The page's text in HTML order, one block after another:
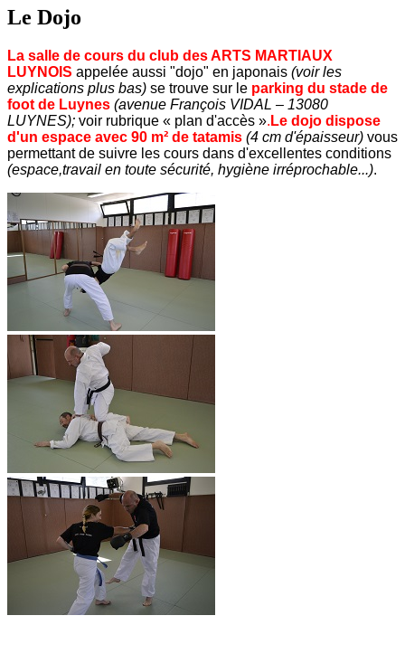
Le Dojo
La salle de cours du club des ARTS MARTIAUX
LUYNOIS appelée aussi "dojo" en japonais (voir les
explications plus bas) se trouve sur le parking du stade de
foot de Luynes (avenue François VIDAL – 13080
LUYNES); voir rubrique « plan d'accès ». Le dojo dispose
d'un espace avec 90 m² de tatamis (4 cm d'épaisseur) vous
permettant de suivre les cours dans d'excellentes conditions
(espace,travail en toute sécurité, hygiène irréprochable...).